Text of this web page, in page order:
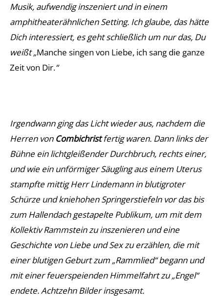
Musik, aufwendig inszeniert und in einem
amphitheaterähnlichen Setting. Ich glaube, das hätte
Dich interessiert, es geht schließlich um nur das, Du
weißt „Manche singen von Liebe, ich sang die ganze
Zeit von Dir.“
Irgendwann ging das Licht wieder aus, nachdem die
Herren vonCombichristfertig waren. Dann links der
Bühne ein lichtgleißender Durchbruch, rechts einer,
und wie ein unförmiger Säugling aus einem Uterus
stampfte mittig Herr Lindemann in blutigroter
Schürze und kniehohen Springerstiefeln vor das bis
zum Hallendach gestapelte Publikum, um mit dem
Kollektiv Rammstein zu inszenieren und eine
Geschichte von Liebe und Sex zu erzählen, die mit
einer blutigen Geburt zum „Rammlied“ begann und
mit einer feuerspeienden Himmelfahrt zu „Engel“
endete. Achtzehn Bilder insgesamt.